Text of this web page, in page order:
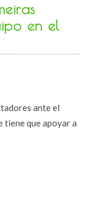
en el
ante el
tiene que apoyar a